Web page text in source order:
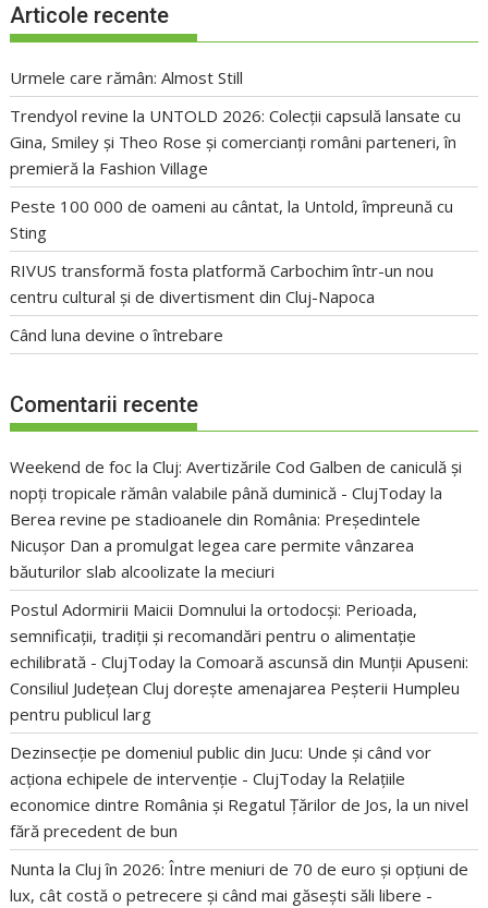
Articole recente
Urmele care rămân: Almost Still
Trendyol revine la UNTOLD 2026: Colecții capsulă lansate cu
Gina, Smiley și Theo Rose și comercianți români parteneri, în
premieră la Fashion Village
Peste 100 000 de oameni au cântat, la Untold, împreună cu
Sting
RIVUS transformă fosta platformă Carbochim într-un nou
centru cultural și de divertisment din Cluj-Napoca
Când luna devine o întrebare
Comentarii recente
Weekend de foc la Cluj: Avertizările Cod Galben de caniculă și
nopți tropicale rămân valabile până duminică - ClujToday la
Berea revine pe stadioanele din România: Președintele
Nicușor Dan a promulgat legea care permite vânzarea
băuturilor slab alcoolizate la meciuri
Postul Adormirii Maicii Domnului la ortodocși: Perioada,
semnificații, tradiții și recomandări pentru o alimentație
echilibrată - ClujToday laComoară ascunsă din Munții Apuseni:
Consiliul Județean Cluj dorește amenajarea Peșterii Humpleu
pentru publicul larg
Dezinsecție pe domeniul public din Jucu: Unde și când vor
acționa echipele de intervenție - ClujToday la Relațiile
economice dintre România și Regatul Țărilor de Jos, la un nivel
fără precedent de bun
Nunta la Cluj în 2026: Între meniuri de 70 de euro și opțiuni de
lux, cât costă o petrecere și când mai găsești săli libere -